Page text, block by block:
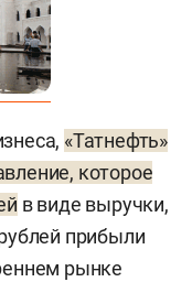
«Татнефть»
которое
в виде выручки,
прибыли
рынке